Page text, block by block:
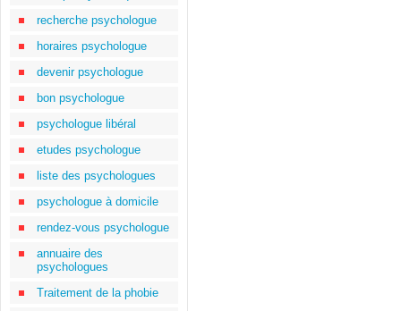
recherche psychologue
horaires psychologue
devenir psychologue
bon psychologue
psychologue libéral
etudes psychologue
liste des psychologues
psychologue à domicile
rendez-vous psychologue
annuaire des
psychologues
Traitement de la phobie